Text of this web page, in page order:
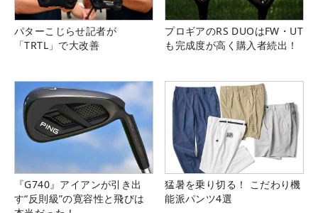
パターこじらせ記者が
「TRTL」で大改善
プロギアのRS DUOはFW・UT
も完成度が高く購入者続出！
『G740』アイアンが引き出
す“反則級”の寛容性と飛びは
猛暑を乗り切る！ こだわり機
能派パンツ4選